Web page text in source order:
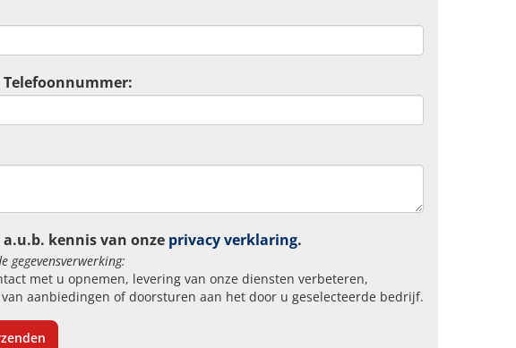
Telefoonnummer:
a.u.b. kennis van onze privacy verklaring.
gegevensverwerking:
met u opnemen, levering van onze diensten verbeteren,
aanbiedingen of doorsturen aan het door u geselecteerde bedrijf.